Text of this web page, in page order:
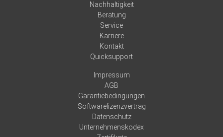
Nachhaltigkeit
Beratung
Service
Karriere
Kontakt
Quicksupport
Impressum
AGB
Garantiebedingungen
Softwarelizenzvertrag
Datenschutz
Unternehmenskodex